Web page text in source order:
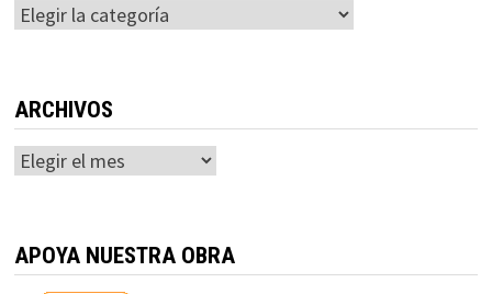
Categorías
ARCHIVOS
Archivos
APOYA NUESTRA OBRA